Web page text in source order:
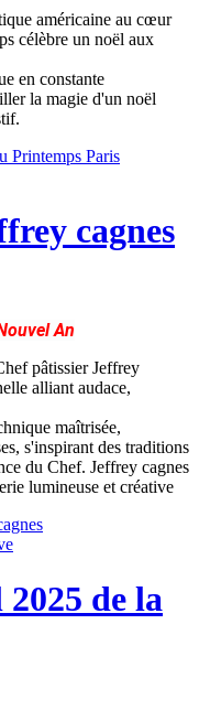
américaine au cœur
célèbre un noël aux
en constante
la magie d'un noël
Printemps Paris
cagnes
An
pâtissier Jeffrey
alliant audace,
maîtrisée,
s'inspirant des traditions
du Chef. Jeffrey cagnes
lumineuse et créative
2025 de la